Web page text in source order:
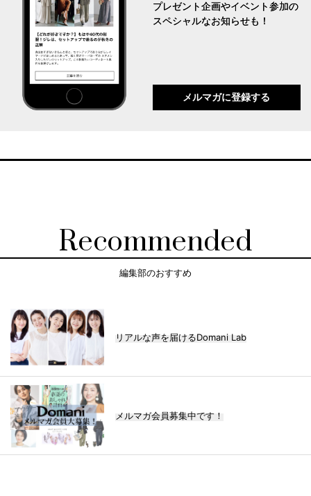
プレゼント企画やイベント参加の
スペシャルなお知らせも！
メルマガに登録する
Recommended
編集部のおすすめ
リアルな声を届けるDomani Lab
メルマガ会員募集中です！